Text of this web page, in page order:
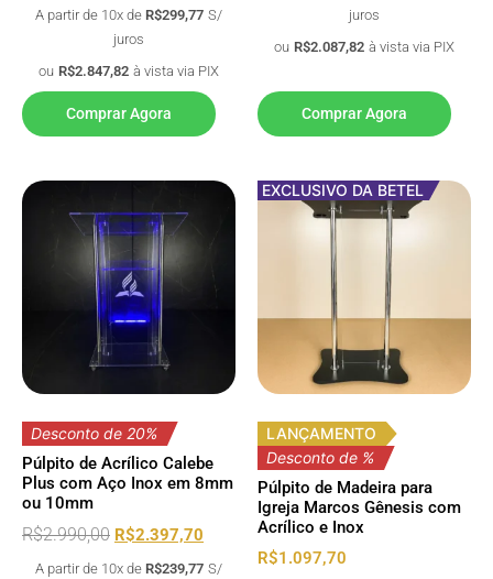
A partir de 10x de R$299,77 S/
juros
ou R$2.847,82 à vista via PIX
Comprar Agora
juros
ou R$2.087,82 à vista via PIX
Comprar Agora
Desconto de 20%
Púlpito de Acrílico Calebe
Plus com Aço Inox em 8mm
ou 10mm
R$2.990,00 R$2.397,70
A partir de 10x de R$239,77 S/
EXCLUSIVO DA BETEL
LANÇAMENTO
Desconto de %
Púlpito de Madeira para
Igreja Marcos Gênesis com
Acrílico e Inox
R$1.097,70